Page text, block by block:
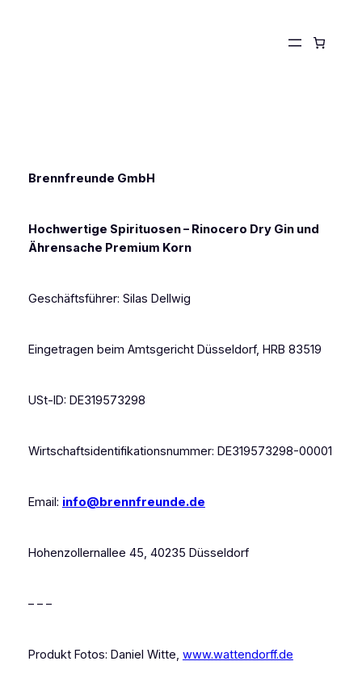
Brennfreunde GmbH
Hochwertige Spirituosen – Rinocero Dry Gin und
Ährensache Premium Korn
Geschäftsführer: Silas Dellwig
Eingetragen beim Amtsgericht Düsseldorf, HRB 83519
USt-ID: DE319573298
Wirtschaftsidentifikationsnummer: DE319573298-00001
Email: info@brennfreunde.de
Hohenzollernallee 45, 40235 Düsseldorf
– – –
Produkt Fotos: Daniel Witte, www.wattendorff.de